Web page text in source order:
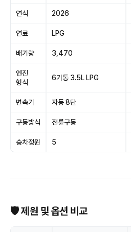
연식 2026
연료 LPG
배기량 3,470
엔진
형식
6기통 3.5L LPG
변속기 자동 8단
구동방식 전륜구동
승차정원 5
🛡 제원 및 옵션 비교